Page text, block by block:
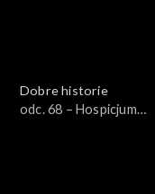
Dobre historie
odc. 68 – Hospicjum